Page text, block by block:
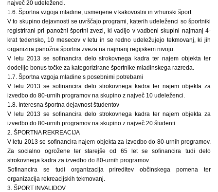
največ 20 udeleženci.
1.6. Športna vzgoja mladine, usmerjene v kakovostni in vrhunski šport
V to skupino dejavnosti se uvrščajo programi, katerih udeleženci so športniki
registrirani pri panožni športni zvezi, ki vadijo v vadbeni skupini najmanj 4-
krat tedensko, 10 mesecev v letu in se redno udeležujejo tekmovanj, ki jih
organizira panožna športna zveza na najmanj regijskem nivoju.
V letu 2013 se sofinancira delo strokovnega kadra ter najem objekta ter
dodelijo bonus točke za kategorizirane športnike mladinskega razreda.
1.7. Športna vzgoja mladine s posebnimi potrebami
V letu 2013 se sofinancira delo strokovnega kadra ter najem objekta za
izvedbo do 80-urnih programov na skupino z največ 10 udeleženci.
1.8. Interesna športna dejavnost študentov
V letu 2013 se sofinancira delo strokovnega kadra ter najem objekta za
izvedbo do 80-urnih programov na skupino z največ 20 študenti.
2. ŠPORTNA REKREACIJA
V letu 2013 se sofinancira najem objekta za izvedbo do 80-urnih programov.
Za socialno ogrožene ter starejše od 65 let se sofinancira tudi delo
strokovnega kadra za izvedbo do 80-urnih programov.
Sofinancira se tudi organizacija prireditev občinskega pomena ter
organizacija rekreacijskih tekmovanj.
3. ŠPORT INVALIDOV